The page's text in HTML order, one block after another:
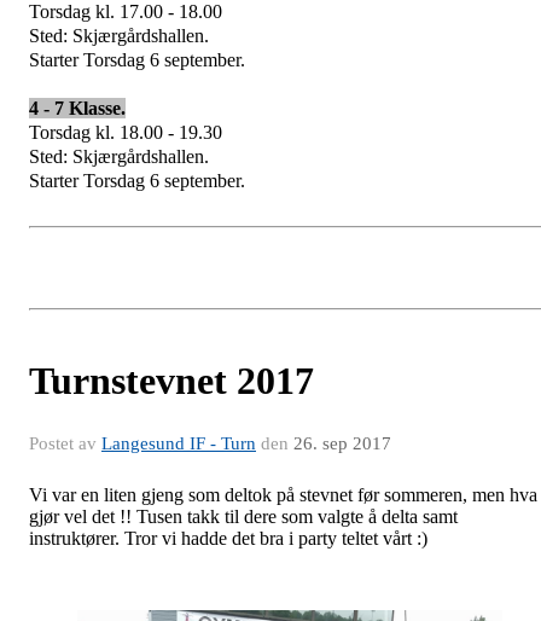
Torsdag kl. 17.00 - 18.00
Sted: Skjærgårdshallen.
Starter Torsdag 6 september.
4 - 7 Klasse.
Torsdag kl. 18.00 - 19.30
Sted: Skjærgårdshallen.
Starter Torsdag 6 september.
Turnstevnet 2017
Postet av Langesund IF - Turn den 26. sep 2017
Vi var en liten gjeng som deltok på stevnet før sommeren, men hva
gjør vel det !! Tusen takk til dere som valgte å delta samt
instruktører. Tror vi hadde det bra i party teltet vårt :)